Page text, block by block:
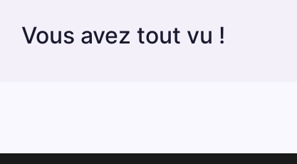
Vous avez tout vu !